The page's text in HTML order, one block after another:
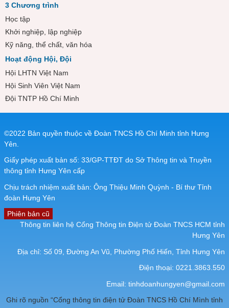
3 Chương trình
Học tập
Khởi nghiệp, lập nghiệp
Kỹ năng, thể chất, văn hóa
Hoạt động Hội, Đội
Hội LHTN Việt Nam
Hội Sinh Viên Việt Nam
Đội TNTP Hồ Chí Minh
©2022 Bản quyền thuộc về Đoàn TNCS Hồ Chí Minh tỉnh Hưng
Yên.
Giấy phép xuất bản số: 33/GP-TTĐT do Sở Thông tin và Truyền
thông tỉnh Hưng Yên cấp
Chịu trách nhiệm xuất bản: Ông Thiệu Minh Quỳnh - Bí thư Tỉnh
đoàn Hưng Yên
Phiên bản cũ
Thông tin liên hệ Cổng Thông tin Điện tử Đoàn TNCS HCM tỉnh
Hưng Yên
Địa chỉ: Số 09, Đường An Vũ, Phường Phố Hiến, Tỉnh Hưng Yên
Điện thoại: 0221.3863.550
Email: tinhdoanhungyen@gmail.com
Ghi rõ nguồn “Cổng thông tin điện tử Đoàn TNCS Hồ Chí Mình tỉnh